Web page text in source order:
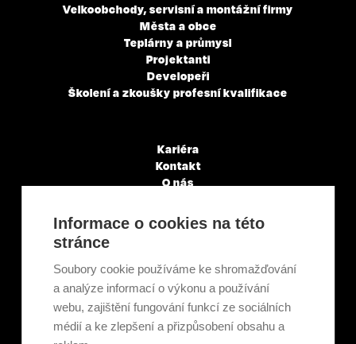
Velkoobchody, servisní a montážní firmy
Města a obce
Teplárny a průmysl
Projektanti
Developeři
Školení a zkoušky profesní kvalifikace
Kariéra
Kontakt
O nás
Články a novinky
GDPR & Cookies
Ekologická recyklace
Projekty EU
Intranet - Přihlášení
Přihlášení
Informace o cookies na této
stránce
Soubory cookie používáme ke shromažďování
a analýze informací o výkonu a používání
webu, zajištění fungování funkcí ze sociálních
médií a ke zlepšení a přizpůsobení obsahu a